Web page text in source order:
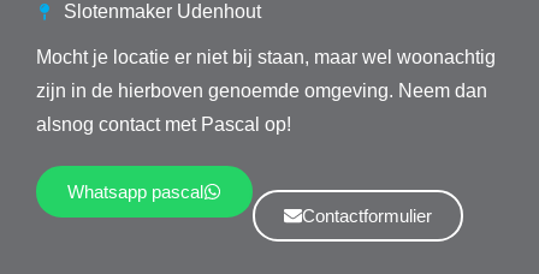
Slotenmaker Udenhout
Mocht je locatie er niet bij staan, maar wel woonachtig
zijn in de hierboven genoemde omgeving. Neem dan
alsnog contact met Pascal op!
Whatsapp pascal
Contactformulier